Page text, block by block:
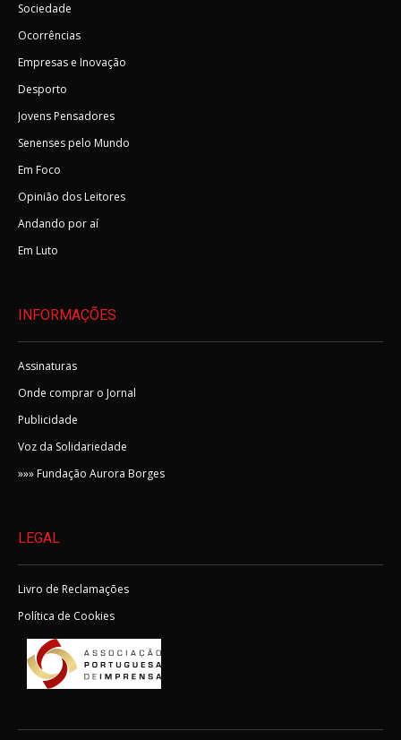
Sociedade
Ocorrências
Empresas e Inovação
Desporto
Jovens Pensadores
Senenses pelo Mundo
Em Foco
Opinião dos Leitores
Andando por aí
Em Luto
INFORMAÇÕES
Assinaturas
Onde comprar o Jornal
Publicidade
Voz da Solidariedade
»»» Fundação Aurora Borges
LEGAL
Livro de Reclamações
Política de Cookies